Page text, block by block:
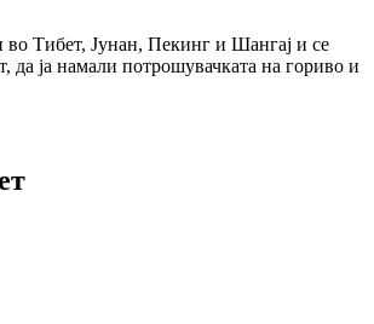
во Тибет, Јунан, Пекинг и Шангај и се
да ја намали потрошувачката на гориво и